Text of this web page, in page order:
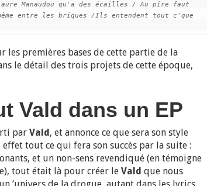
Manaudou qu'a des écailles / Au pire faut
entre les briques /Ils entendent tout c'que
premières bases de cette partie de la
le détail des trois projets de cette époque,
Vald dans un EP
par Vald , et annonce ce que sera son style
effet tout ce qui fera son succès par la suite :
et un non-sens revendiqué (en témoigne
tout était là pour créer le Vald que nous